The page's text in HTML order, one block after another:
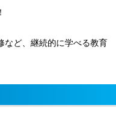
など、継続的に学べる教育